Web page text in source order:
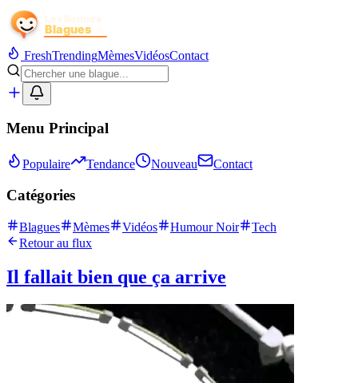
FreshTrendingMèmesVidéosContact
Menu Principal
Populaire Tendance Nouveau Contact
Catégories
Blagues Mèmes Vidéos Humour Noir
Tech
Retour au flux
Il fallait bien que ça arrive